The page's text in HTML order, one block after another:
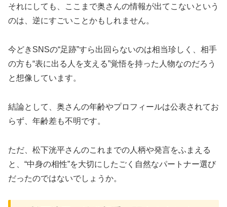
それにしても、ここまで奥さんの情報が出てこないという
のは、逆にすごいことかもしれません。
今どきSNSの“足跡”すら出回らないのは相当珍しく、相手
の方も“表に出る人を支える”覚悟を持った人物なのだろう
と想像しています。
結論として、奥さんの年齢やプロフィールは公表されてお
らず、年齢差も不明です。
ただ、松下洸平さんのこれまでの人柄や発言をふまえる
と、“中身の相性”を大切にしたごく自然なパートナー選び
だったのではないでしょうか。